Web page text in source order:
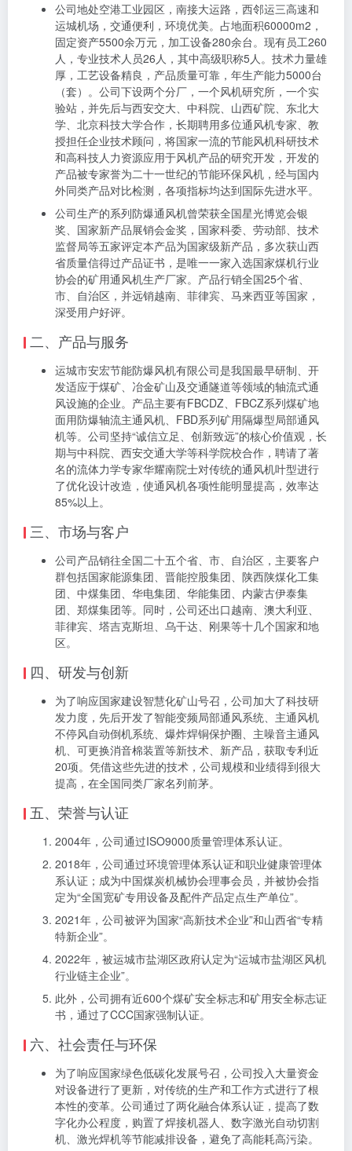
公司地处空港工业园区，南接大运路，西邻运三高速和
运城机场，交通便利，环境优美。占地面积60000m2，
固定资产5500余万元，加工设备280余台。现有员工260
人，专业技术人员26人，其中高级职称5人。技术力量雄
厚，工艺设备精良，产品质量可靠，年生产能力5000台
（套）。公司下设两个分厂，一个风机研究所，一个实
验站，并先后与西安交大、中科院、山西矿院、东北大
学、北京科技大学合作，长期聘用多位通风机专家、教
授担任企业技术顾问，将国家一流的节能风机科研技术
和高科技人力资源应用于风机产品的研究开发，开发的
产品被专家誉为二十一世纪的节能环保风机，经与国内
外同类产品对比检测，各项指标均达到国际先进水平。
公司生产的系列防爆通风机曾荣获全国星光博览会银
奖、国家新产品展销会金奖，国家科委、劳动部、技术
监督局等五家评定本产品为国家级新产品，多次获山西
省质量信得过产品证书，是唯一一家入选国家煤机行业
协会的矿用通风机生产厂家。产品行销全国25个省、
市、自治区，并远销越南、菲律宾、马来西亚等国家，
深受用户好评。
二、产品与服务
运城市安宏节能防爆风机有限公司是我国最早研制、开
发适应于煤矿、冶金矿山及交通隧道等领域的轴流式通
风设施的企业。产品主要有FBCDZ、FBCZ系列煤矿地
面用防爆轴流主通风机、FBD系列矿用隔爆型局部通风
机等。公司坚持“诚信立足、创新致远”的核心价值观，长
期与中科院、西安交通大学等科学院校合作，聘请了著
名的流体力学专家华耀南院士对传统的通风机叶型进行
了优化设计改造，使通风机各项性能明显提高，效率达
85%以上。
三、市场与客户
公司产品销往全国二十五个省、市、自治区，主要客户
群包括国家能源集团、晋能控股集团、陕西陕煤化工集
团、中煤集团、华电集团、华能集团、内蒙古伊泰集
团、郑煤集团等。同时，公司还出口越南、澳大利亚、
菲律宾、塔吉克斯坦、乌干达、刚果等十几个国家和地
区。
四、研发与创新
为了响应国家建设智慧化矿山号召，公司加大了科技研
发力度，先后开发了智能变频局部通风系统、主通风机
不停风自动倒机系统、爆炸焊铜保护圈、主噪音主通风
机、可更换消音棉装置等新技术、新产品，获取专利近
20项。凭借这些先进的技术，公司规模和业绩得到很大
提高，在全国同类厂家名列前茅。
五、荣誉与认证
2004年，公司通过ISO9000质量管理体系认证。
2018年，公司通过环境管理体系认证和职业健康管理体
系认证；成为中国煤炭机械协会理事会员，并被协会指
定为“全国宽矿专用设备及配件产品定点生产单位”。
2021年，公司被评为国家“高新技术企业”和山西省“专精
特新企业”。
2022年，被运城市盐湖区政府认定为“运城市盐湖区风机
行业链主企业”。
此外，公司拥有近600个煤矿安全标志和矿用安全标志证
书，通过了CCC国家强制认证。
六、社会责任与环保
为了响应国家绿色低碳化发展号召，公司投入大量资金
对设备进行了更新，对传统的生产和工作方式进行了根
本性的变革。公司通过了两化融合体系认证，提高了数
字化办公程度，购置了焊接机器人、数字激光自动切割
机、激光焊机等节能减排设备，避免了高能耗高污染。